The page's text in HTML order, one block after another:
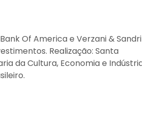
Of America e Verzani &
Realização: Santa
da Cultura, Economia e